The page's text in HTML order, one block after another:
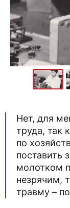
Нет, для
труда, так
по
поставить
молотком
незрячим,
травму –